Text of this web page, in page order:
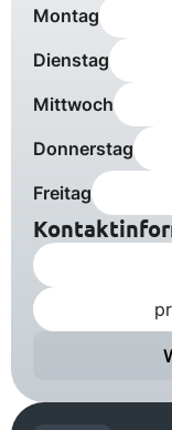
Montag
Dienstag
Mittwoch
Donnerstag
Freitag